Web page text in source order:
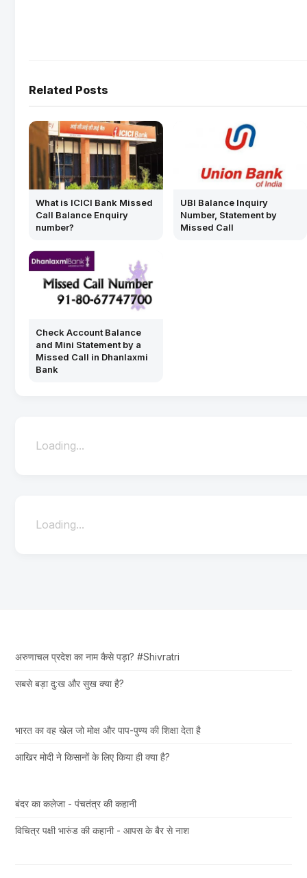
Related Posts
What is ICICI Bank Missed
Call Balance Enquiry
number?
UBI Balance Inquiry
Number, Statement by
Missed Call
Check Account Balance
and Mini Statement by a
Missed Call in Dhanlaxmi
Bank
Loading...
Loading...
अरुणाचल प्रदेश का नाम कैसे पड़ा? #Shivratri
सबसे बड़ा दु:ख और सुख क्या है?
भारत का वह खेल जो मोक्ष और पाप-पुण्य की शिक्षा देता है
आखिर मोदी ने किसानों के लिए किया ही क्या है?
बंदर का कलेजा - पंचतंत्र की कहानी
विचित्र पक्षी भारुंड की कहानी - आपस के बैर से नाश